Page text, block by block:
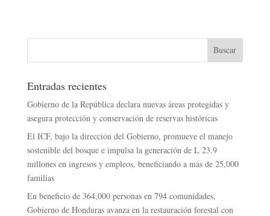
Entradas recientes
Gobierno de la República declara nuevas áreas protegidas y
asegura protección y conservación de reservas históricas
El ICF, bajo la dirección del Gobierno, promueve el manejo
sostenible del bosque e impulsa la generación de L 23.9
millones en ingresos y empleos, beneficiando a más de 25,000
familias
En beneficio de 364,000 personas en 794 comunidades,
Gobierno de Honduras avanza en la restauración forestal con